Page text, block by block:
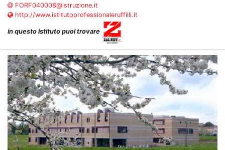
FORF040008@istruzione.it
http://www.istitutoprofessionaleruffilli.it
in questo istituto puoi trovare